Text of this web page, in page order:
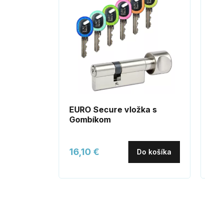
EURO Secure vložka s
Gombíkom
16,10 € Do košíka